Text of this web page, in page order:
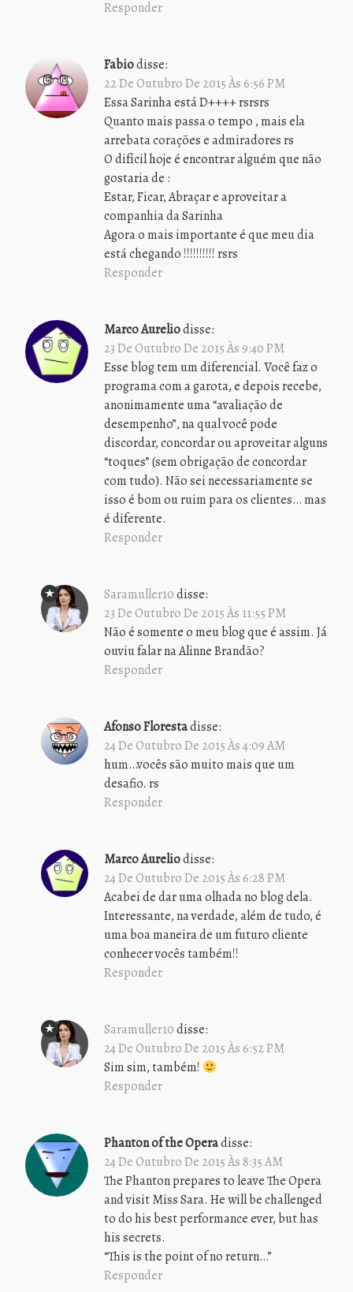
Responder
Fabiodisse:
22 De Outubro De 2015 Às 6:56 PM
Essa Sarinha está D++++ rsrsrs
Quanto mais passa o tempo , mais ela
arrebata corações e admiradores rs
O difícil hoje é encontrar alguém que não
gostaria de :
Estar, Ficar, Abraçar e aproveitar a
companhia da Sarinha
Agora o mais importante é que meu dia
está chegando !!!!!!!!!! rsrs
Responder
Marco Aureliodisse:
23 De Outubro De 2015 Às 9:40 PM
Esse blog tem um diferencial. Você faz o
programa com a garota, e depois recebe,
anonimamente uma “avaliação de
desempenho”, na qual você pode
discordar, concordar ou aproveitar alguns
“toques” (sem obrigação de concordar
com tudo). Não sei necessariamente se
isso é bom ou ruim para os clientes… mas
é diferente.
Responder
Saramuller10disse:
23 De Outubro De 2015 Às 11:55 PM
Não é somente o meu blog que é assim. Já
ouviu falar na Alinne Brandão?
Responder
Afonso Florestadisse:
24 De Outubro De 2015 Às 4:09 AM
hum…vocês são muito mais que um
desafio. rs
Responder
Marco Aureliodisse:
24 De Outubro De 2015 Às 6:28 PM
Acabei de dar uma olhada no blog dela.
Interessante, na verdade, além de tudo, é
uma boa maneira de um futuro cliente
conhecer vocês também!!
Responder
Saramuller10disse:
24 De Outubro De 2015 Às 6:52 PM
Sim sim, também!
Responder
Phanton of the Operadisse:
24 De Outubro De 2015 Às 8:35 AM
The Phanton prepares to leave The Opera
and visit Miss Sara. He will be challenged
to do his best performance ever, but has
his secrets.
“This is the point of no return…”
Responder